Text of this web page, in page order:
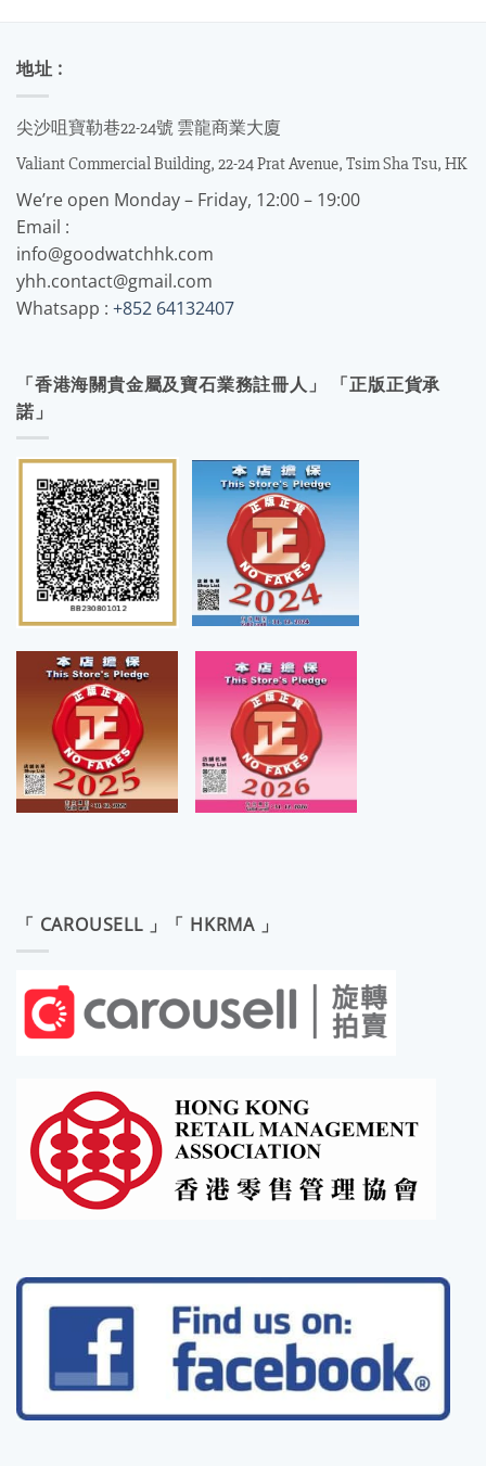
地址 :
尖沙咀寶勒巷22-24號 雲龍商業大廈
Valiant Commercial Building, 22-24 Prat Avenue, Tsim Sha Tsu, HK
We’re open Monday – Friday, 12:00 – 19:00
Email :
info@goodwatchhk.com
yhh.contact@gmail.com
Whatsapp : +852 64132407
「香港海關貴金屬及寶石業務註冊人」 「正版正貨承
諾」
「 CAROUSELL 」「 HKRMA 」